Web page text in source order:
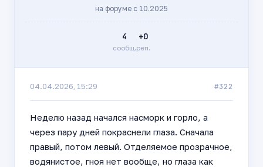
на форуме с 10.2025
4
сообщ.
+0
реп.
04.04.2026, 15:29 #322
Неделю назад начался насморк и горло, а
через пару дней покраснели глаза. Сначала
правый, потом левый. Отделяемое прозрачное,
водянистое, гноя нет вообще, но глаза как